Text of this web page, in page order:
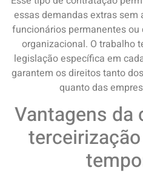
essas demandas extras
funcionários permanentes
organizacional. O trabalho
legislação específica em
garantem os direitos tanto
quanto das
Vantagens da